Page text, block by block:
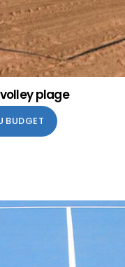
plage
BUDGET